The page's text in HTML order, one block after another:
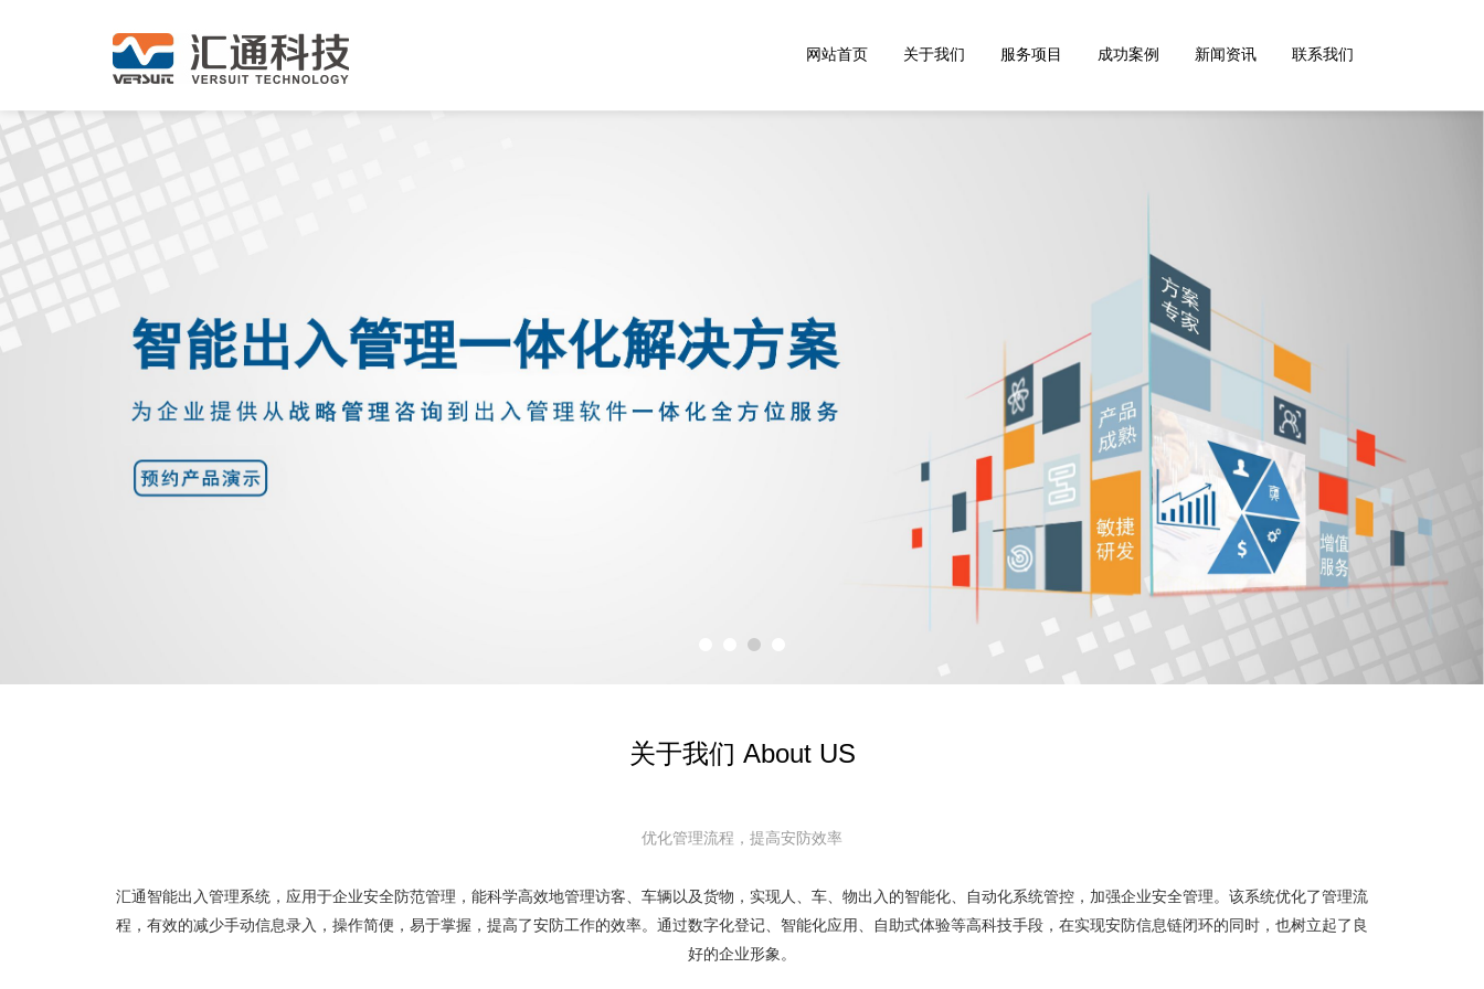
网站首页 关于我们 服务项目 成功案例 新闻资讯 联系我们
关于我们 About US
优化管理流程，提高安防效率
汇通智能出入管理系统，应用于企业安全防范管理，能科学高效地管理访客、车辆以及货物，实现人、车、物出入的智能化、自动化系统管控，加强企业安全管理。该系统优化了管理流
程，有效的减少手动信息录入，操作简便，易于掌握，提高了安防工作的效率。通过数字化登记、智能化应用、自助式体验等高科技手段，在实现安防信息链闭环的同时，也树立起了良
好的企业形象。